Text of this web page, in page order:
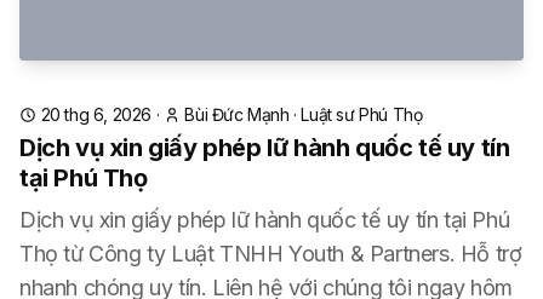
20 thg 6, 2026 · Bùi Đức Mạnh ·Luật sư Phú Thọ
Dịch vụ xin giấy phép lữ hành quốc tế uy tín
tại Phú Thọ
Dịch vụ xin giấy phép lữ hành quốc tế uy tín tại Phú
Thọ từ Công ty Luật TNHH Youth & Partners. Hỗ trợ
nhanh chóng uy tín. Liên hệ với chúng tôi ngay hôm